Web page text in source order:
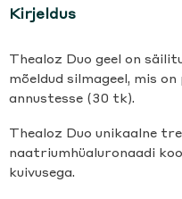
Kirjeldus
Thealoz Duo geel on
mõeldud silmageel, mis
annustesse (30 tk).
Thealoz Duo unikaalne
naatriumhüaluronaadi
kuivusega.